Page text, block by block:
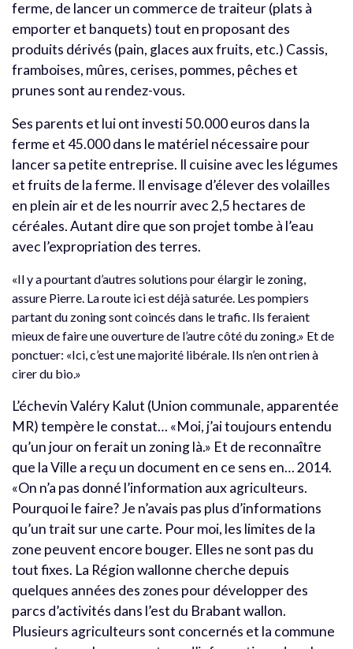
ferme, de lancer un commerce de traiteur (plats à
emporter et banquets) tout en proposant des
produits dérivés (pain, glaces aux fruits, etc.) Cassis,
framboises, mûres, cerises, pommes, pêches et
prunes sont au rendez-vous.
Ses parents et lui ont investi 50.000 euros dans la
ferme et 45.000 dans le matériel nécessaire pour
lancer sa petite entreprise. Il cuisine avec les légumes
et fruits de la ferme. Il envisage d’élever des volailles
en plein air et de les nourrir avec 2,5 hectares de
céréales. Autant dire que son projet tombe à l’eau
avec l’expropriation des terres.
«Il y a pourtant d’autres solutions pour élargir le zoning,
assure Pierre. La route ici est déjà saturée. Les pompiers
partant du zoning sont coincés dans le trafic. Ils feraient
mieux de faire une ouverture de l’autre côté du zoning.» Et de
ponctuer: «Ici, c’est une majorité libérale. Ils n’en ont rien à
cirer du bio.»
L’échevin Valéry Kalut (Union communale, apparentée
MR) tempère le constat… «Moi, j’ai toujours entendu
qu’un jour on ferait un zoning là.» Et de reconnaître
que la Ville a reçu un document en ce sens en… 2014.
«On n’a pas donné l’information aux agriculteurs.
Pourquoi le faire? Je n’avais pas plus d’informations
qu’un trait sur une carte. Pour moi, les limites de la
zone peuvent encore bouger. Elles ne sont pas du
tout fixes. La Région wallonne cherche depuis
quelques années des zones pour développer des
parcs d’activités dans l’est du Brabant wallon.
Plusieurs agriculteurs sont concernés et la commune